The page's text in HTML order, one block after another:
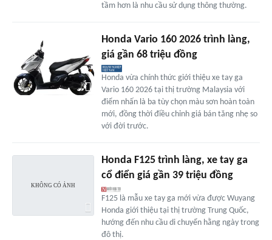
tầm hơn là nhu cầu sử dụng thông thường.
Honda Vario 160 2026 trình làng,
giá gần 68 triệu đồng
Honda vừa chính thức giới thiệu xe tay ga
Vario 160 2026 tại thị trường Malaysia với
điểm nhấn là ba tùy chọn màu sơn hoàn toàn
mới, đồng thời điều chỉnh giá bán tăng nhẹ so
với đời trước.
Honda F125 trình làng, xe tay ga
cổ điển giá gần 39 triệu đồng
F125 là mẫu xe tay ga mới vừa được Wuyang
Honda giới thiệu tại thị trường Trung Quốc,
hướng đến nhu cầu di chuyển hằng ngày trong
đô thị.